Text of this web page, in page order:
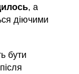
, а
діючими
бути